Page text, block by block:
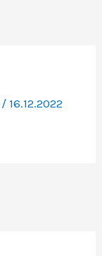
/ 16.12.2022